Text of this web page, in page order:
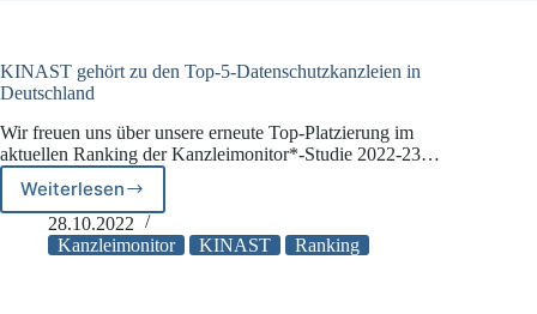
KINAST gehört zu den Top-5-Datenschutzkanzleien in
Deutschland
Wir freuen uns über unsere erneute Top-Platzierung im
aktuellen Ranking der Kanzleimonitor*-Studie 2022-23…
Weiterlesen
KINAST
gehört
zu
28.10.2022
Kanzleimonitor
KINAST Ranking